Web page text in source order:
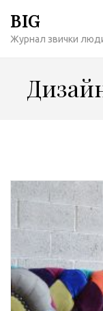
содержимому
BIG
Журнал звички